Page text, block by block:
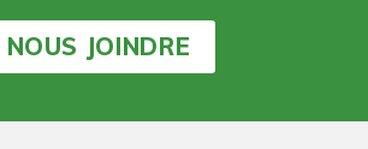
NOUS JOINDRE